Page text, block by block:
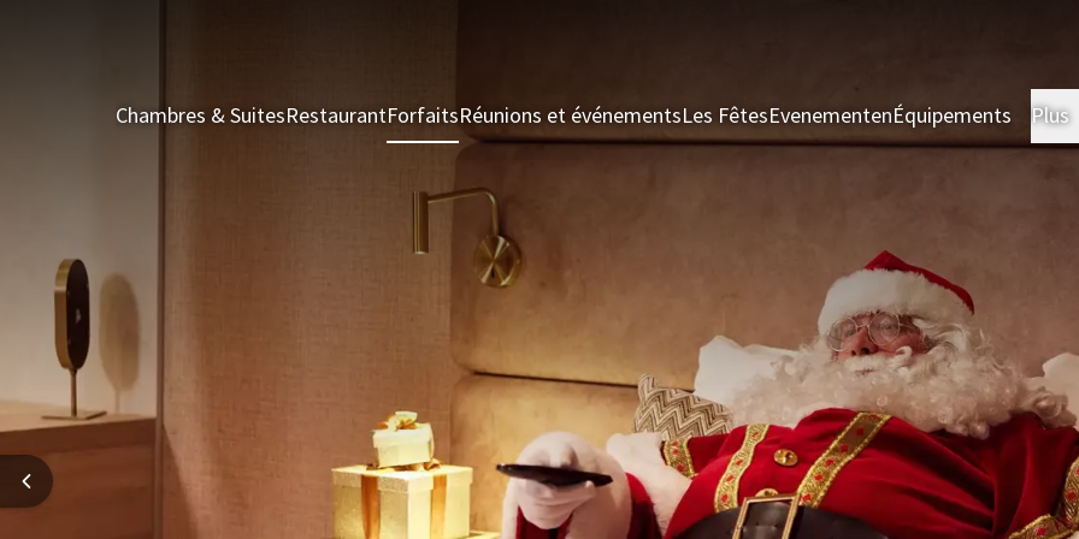
Chambres & SuitesRestaurantForfaitsRéunions et événementsLes FêtesEvenementenÉquipements Plus